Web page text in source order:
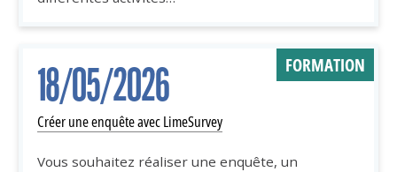
Créer une enquête avec LimeSurvey
18/05/2026 FORMATION
Vous souhaitez réaliser une enquête, un